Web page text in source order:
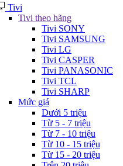
Tivi
Tivi theo hãng
Tivi SONY
Tivi SAMSUNG
Tivi LG
Tivi CASPER
Tivi PANASONIC
Tivi TCL
Tivi SHARP
Mức giá
Dưới 5 triệu
Từ 5 - 7 triệu
Từ 7 - 10 triệu
Từ 10 - 15 triệu
Từ 15 - 20 triệu